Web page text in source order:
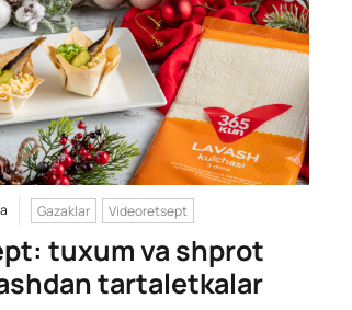
Gazaklar Videoretsept
tuxum va shprot
tartaletkalar